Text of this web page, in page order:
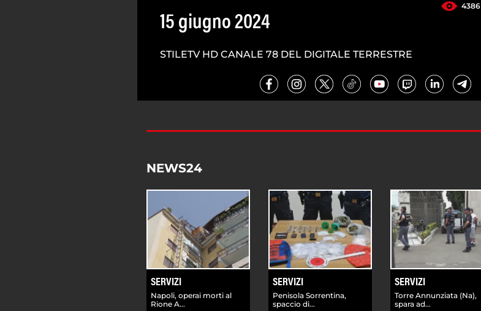
4386
15 giugno 2024
STILETV HD CANALE 78 DEL DIGITALE TERRESTRE
NEWS24
SERVIZI
Napoli, operai morti al
Rione A...
SERVIZI
Penisola Sorrentina,
spaccio di...
SERVIZI
Torre Annunziata (Na),
spara ad...